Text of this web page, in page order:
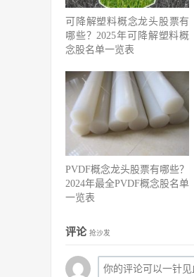
可降解塑料概念龙头股票有
哪些？2025年可降解塑料概
念股名单一览表
PVDF概念龙头股票有哪些？
2024年最全PVDF概念股名单
一览表
评论 抢沙发